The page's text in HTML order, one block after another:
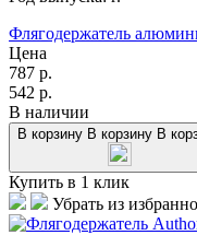
Флягодержатель
Цена
787 р.
542 р.
В наличии
В корзину В корзину В
Купить в 1 клик
Убрать из